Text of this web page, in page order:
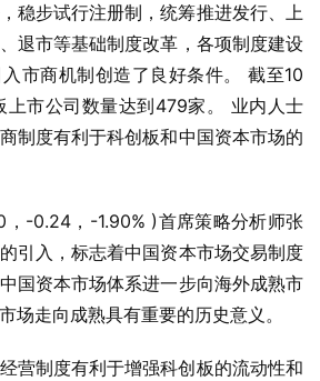
稳步试行注册制，统筹推进发行、上
退市等基础制度改革，各项制度建设
市商机制创造了良好条件。 截至10
上市公司数量达到479家。 业内人士
制度有利于科创板和中国资本市场的
，-0.24，-1.90% )首席策略分析师张
引入，标志着中国资本市场交易制度
国资本市场体系进一步向海外成熟市
场走向成熟具有重要的历史意义。
营制度有利于增强科创板的流动性和